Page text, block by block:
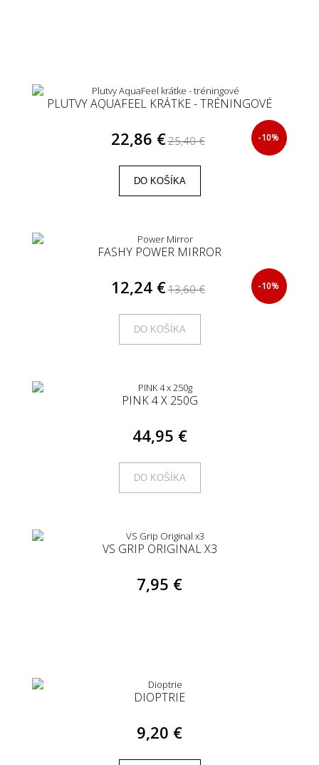
PLUTVY AQUAFEEL KRÁTKE - TRÉNINGOVÉ
22,86 €25,40 € -10%
DO KOŠÍKA
FASHY POWER MIRROR
12,24 €13,60 € -10%
DO KOŠÍKA
PINK 4 X 250G
44,95 €
DO KOŠÍKA
VS GRIP ORIGINAL X3
7,95 €
DIOPTRIE
9,20 €